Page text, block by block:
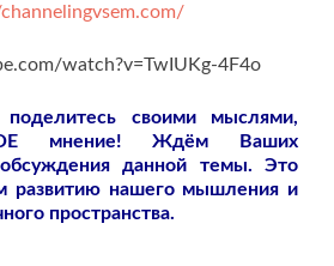
watch?v=TwIUKg-4F4o
своими мыслями,
мнение! Ждём Ваших
данной темы. Это
развитию нашего мышления и
пространства.